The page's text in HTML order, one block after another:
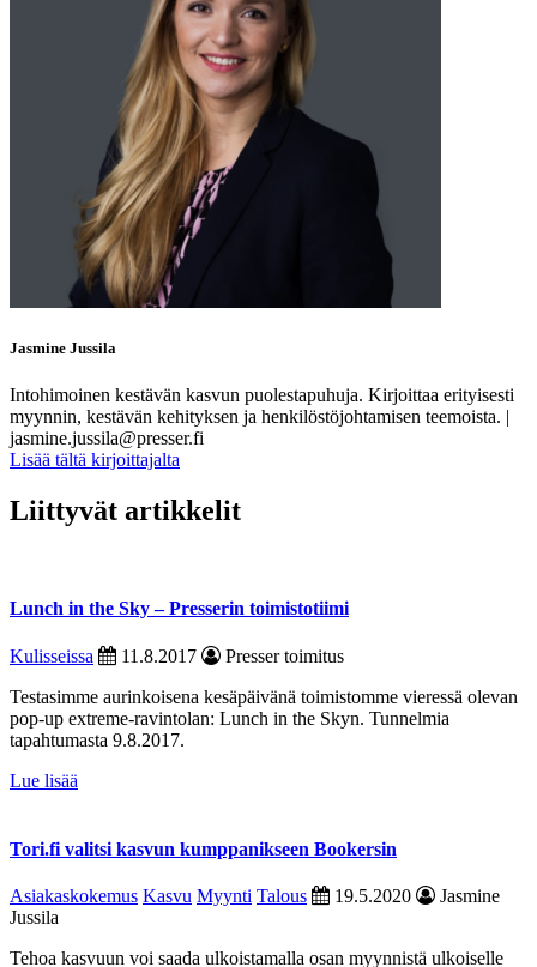
Jasmine Jussila
Intohimoinen kestävän kasvun puolestapuhuja. Kirjoittaa erityisesti
myynnin, kestävän kehityksen ja henkilöstöjohtamisen teemoista. |
jasmine.jussila@presser.fi
Lisää tältä kirjoittajalta
Liittyvät artikkelit
Lunch in the Sky – Presserin toimistotiimi
Kulisseissa 11.8.2017
Presser toimitus
Testasimme aurinkoisena kesäpäivänä toimistomme vieressä olevan
pop-up extreme-ravintolan: Lunch in the Skyn. Tunnelmia
tapahtumasta 9.8.2017.
Lue lisää
Tori.fi valitsi kasvun kumppanikseen Bookersin
Asiakaskokemus Kasvu Myynti Talous 19.5.2020
Jasmine
Jussila
Tehoa kasvuun voi saada ulkoistamalla osan myynnistä ulkoiselle